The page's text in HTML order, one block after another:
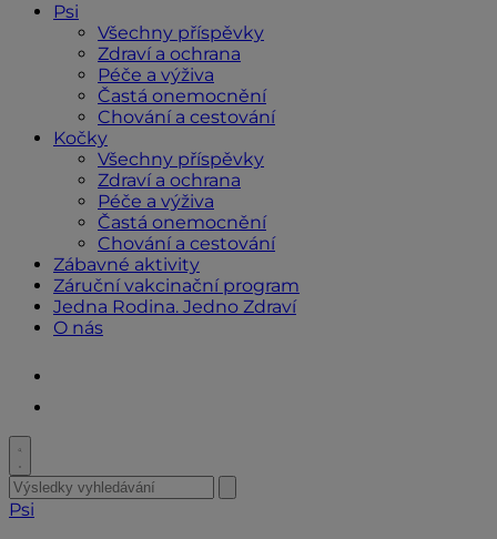
Psi
Všechny příspěvky
Zdraví a ochrana
Péče a výživa
Častá onemocnění
Chování a cestování
Kočky
Všechny příspěvky
Zdraví a ochrana
Péče a výživa
Častá onemocnění
Chování a cestování
Zábavné aktivity
Záruční vakcinační program
Jedna Rodina. Jedno Zdraví
O nás
Toggle
search
Search
for:
search
Psi